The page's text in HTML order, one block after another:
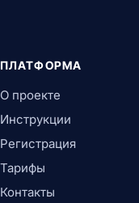
ПЛАТФОРМА
О проекте
Инструкции
Регистрация
Тарифы
Контакты